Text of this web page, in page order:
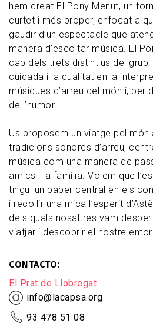
hem creat El Pony Menut, un
curtet i més proper, enfocat a
gaudir d’un espectacle que
manera d’escoltar música. El
cap dels trets distintius del grup:
cuidada i la qualitat en la
músiques d’arreu del món i,
de l’humor.
Us proposem un viatge pel món
tradicions sonores d’arreu,
música com una manera de
amics i la família. Volem que
tingui un paper central en els
i recollir una mica l’esperit
dels quals nosaltres vam
viatjar i descobrir el nostre
CONTACTO
El Prat de Llobregat
info@lacapsa.org
93 478 51 08